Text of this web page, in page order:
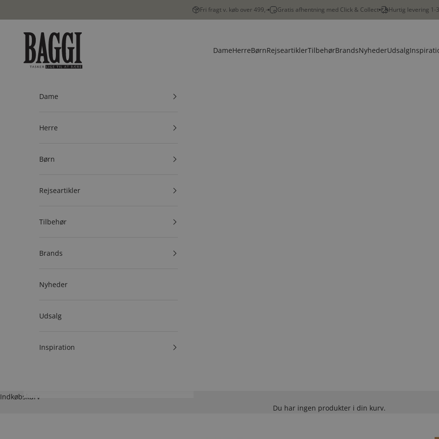
Fri fragt v. køb over 499,- Gratis afhentning med Click & Collect Hurtig levering 1-
BAGGI
DameHerreBørnRejseartiklerTilbehørBrandsNyhederUdsalg
Dame
Herre
Børn
Rejseartikler
Tilbehør
Brands
Nyheder
Udsalg
Inspiration
Indkøbskurv
Du har ingen produkter i din kurv.